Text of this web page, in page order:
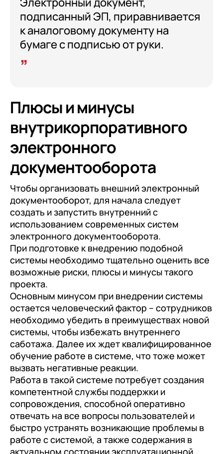
подписанный ЭП, приравнивается
к аналоговому документу на
бумаге с подписью от руки.
Плюсы и минусы
внутрикорпоративного
электронного
документооборота
Чтобы организовать внешний электронный
документооборот, для начала следует
создать и запустить внутренний с
использованием современных систем
электронного документооборота.
При подготовке к внедрению подобной
системы необходимо тщательно оценить все
возможные риски, плюсы и минусы такого
проекта.
Основным минусом при внедрении системы
остается человеческий фактор – сотрудников
необходимо убедить в преимуществах новой
системы, чтобы избежать внутреннего
саботажа. Далее их ждет квалифицированное
обучение работе в системе, что тоже может
вызвать негативные реакции.
Работа в такой системе потребует создания
компетентной службы поддержки и
сопровождения, способной оперативно
отвечать на все вопросы пользователей и
быстро устранять возникающие проблемы в
работе с системой, а также содержания в
актуальном состоянии эксплуатационной